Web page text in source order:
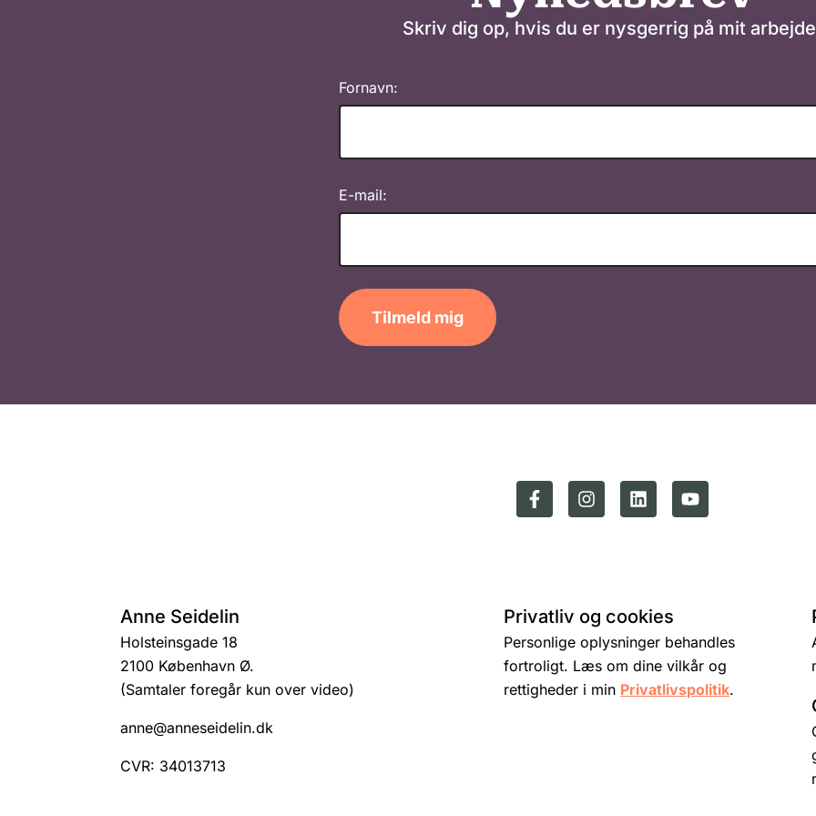
Skriv dig op, hvis du er nysgerrig på mit
Fornavn:
E-mail:
Tilmeld mig
Anne Seidelin
Holsteinsgade 18
2100 København Ø.
(Samtaler foregår kun over video)
anne@anneseidelin.dk
CVR: 34013713
Privatliv og cookies
Personlige oplysninger behandles
fortroligt. Læs om dine vilkår og
rettigheder i min Privatlivspolitik.